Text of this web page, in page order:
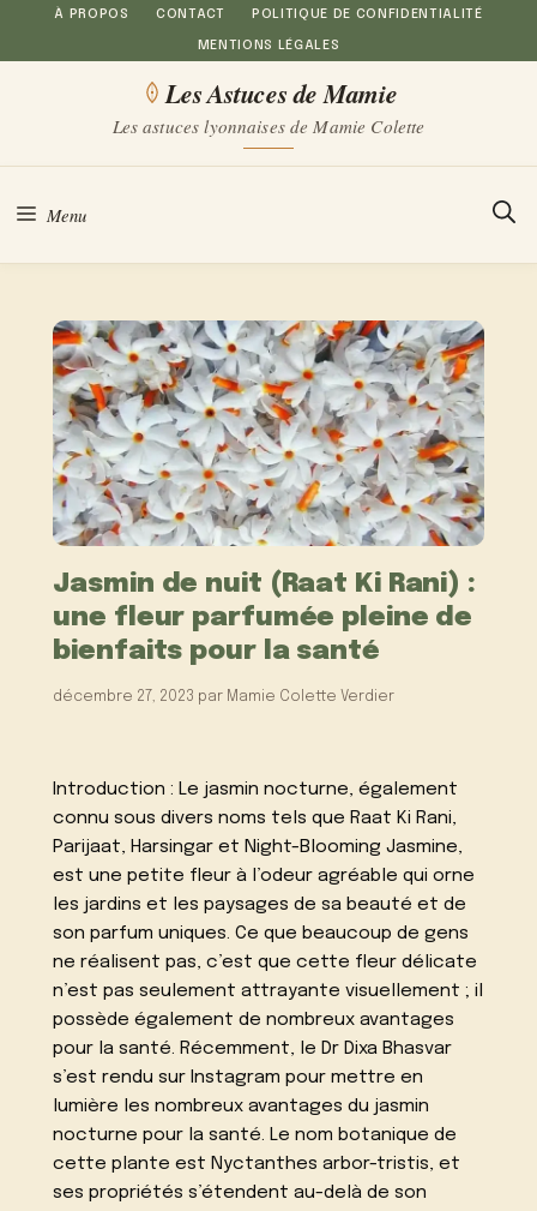
Aller
au
À PROPOS CONTACT POLITIQUE DE CONFIDENTIALITÉ
MENTIONS LÉGALES
Les Astuces de Mamie
Les astuces lyonnaises de Mamie Colette
Menu
Jasmin de nuit (Raat Ki Rani) :
une fleur parfumée pleine de
bienfaits pour la santé
décembre 27, 2023 par Mamie Colette Verdier
Introduction : Le jasmin nocturne, également
connu sous divers noms tels que Raat Ki Rani,
Parijaat, Harsingar et Night-Blooming Jasmine,
est une petite fleur à l’odeur agréable qui orne
les jardins et les paysages de sa beauté et de
son parfum uniques. Ce que beaucoup de gens
ne réalisent pas, c’est que cette fleur délicate
n’est pas seulement attrayante visuellement ; il
possède également de nombreux avantages
pour la santé. Récemment, le Dr Dixa Bhasvar
s’est rendu sur Instagram pour mettre en
lumière les nombreux avantages du jasmin
nocturne pour la santé. Le nom botanique de
cette plante est Nyctanthes arbor-tristis, et
ses propriétés s’étendent au-delà de son